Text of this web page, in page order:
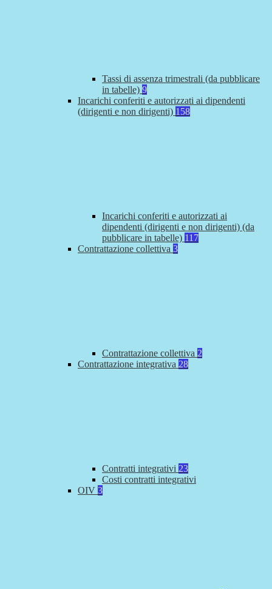
Tassi di assenza trimestrali (da pubblicare
in tabelle) 9
Incarichi conferiti e autorizzati ai dipendenti
(dirigenti e non dirigenti) 158
Incarichi conferiti e autorizzati ai
dipendenti (dirigenti e non dirigenti) (da
pubblicare in tabelle) 117
Contrattazione collettiva 3
Contrattazione collettiva 2
Contrattazione integrativa 28
Contratti integrativi 23
Costi contratti integrativi
OIV 3